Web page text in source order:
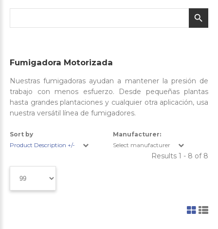
Fumigadora Motorizada
Nuestras fumigadoras ayudan a mantener la presión de
trabajo con menos esfuerzo. Desde pequeñas plantas
hasta grandes plantaciones y cualquier otra aplicación, usa
nuestra versátil línea de fumigadores.
Sort by
Product Description +/-
Manufacturer:
Select manufacturer
Results 1 - 8 of 8